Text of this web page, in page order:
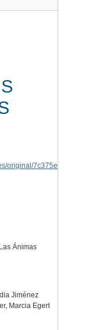
Ánimas
Jiménez
Marcia Egert